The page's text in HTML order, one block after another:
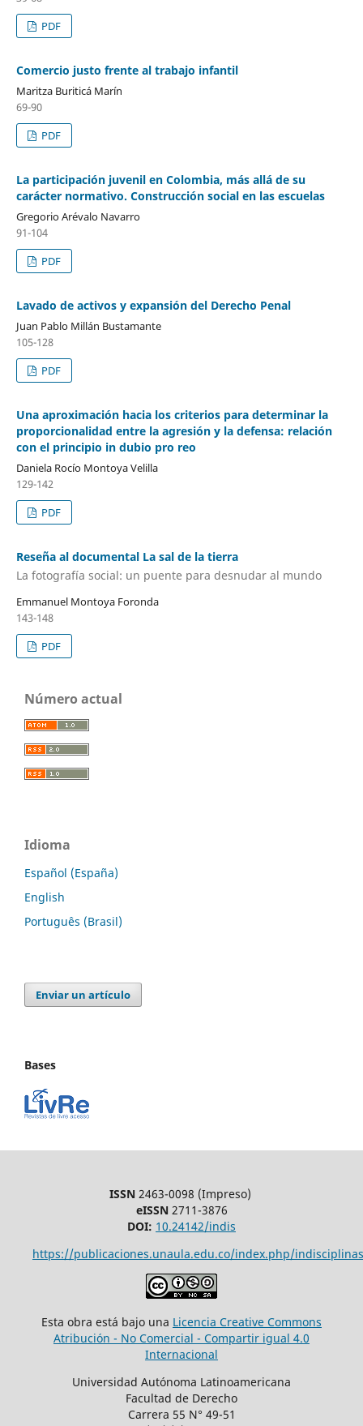
PDF
Comercio justo frente al trabajo infantil
Maritza Buriticá Marín
69-90
PDF
La participación juvenil en Colombia, más allá de su
carácter normativo. Construcción social en las escuelas
Gregorio Arévalo Navarro
91-104
PDF
Lavado de activos y expansión del Derecho Penal
Juan Pablo Millán Bustamante
105-128
PDF
Una aproximación hacia los criterios para determinar la
proporcionalidad entre la agresión y la defensa: relación
con el principio in dubio pro reo
Daniela Rocío Montoya Velilla
129-142
PDF
Reseña al documental La sal de la tierra
La fotografía social: un puente para desnudar al mundo
Emmanuel Montoya Foronda
143-148
PDF
Número actual
Idioma
Español (España)
English
Português (Brasil)
Enviar un artículo
Bases
ISSN2463-0098 (Impreso)
eISSN2711-3876
DOI: 10.24142/indis
https://publicaciones.unaula.edu.co/index.php/
Esta obra está bajo una Licencia Creative Commons
Atribución - No Comercial - Compartir igual 4.0
Internacional
Universidad Autónoma Latinoamericana
Facultad de Derecho
Carrera 55 N° 49-51